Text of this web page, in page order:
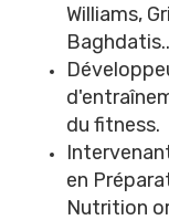
Williams,
du fitness.
en
Nutrition